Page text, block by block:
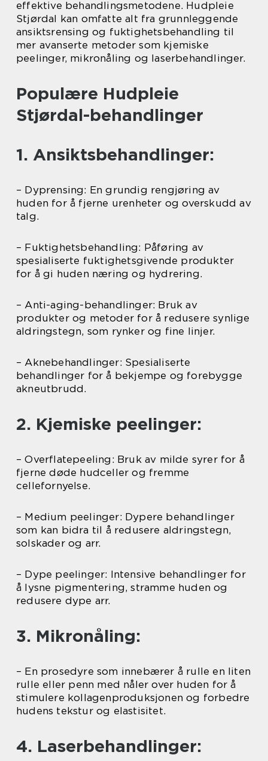
effektive behandlingsmetodene. Hudpleie
Stjørdal kan omfatte alt fra grunnleggende
ansiktsrensing og fuktighetsbehandling til
mer avanserte metoder som kjemiske
peelinger, mikronåling og laserbehandlinger.
Populære Hudpleie
Stjørdal-behandlinger
1. Ansiktsbehandlinger:
– Dyprensing: En grundig rengjøring av
huden for å fjerne urenheter og overskudd av
talg.
– Fuktighetsbehandling: Påføring av
spesialiserte fuktighetsgivende produkter
for å gi huden næring og hydrering.
– Anti-aging-behandlinger: Bruk av
produkter og metoder for å redusere synlige
aldringstegn, som rynker og fine linjer.
– Aknebehandlinger: Spesialiserte
behandlinger for å bekjempe og forebygge
akneutbrudd.
2. Kjemiske peelinger:
– Overflatepeeling: Bruk av milde syrer for å
fjerne døde hudceller og fremme
cellefornyelse.
– Medium peelinger: Dypere behandlinger
som kan bidra til å redusere aldringstegn,
solskader og arr.
– Dype peelinger: Intensive behandlinger for
å lysne pigmentering, stramme huden og
redusere dype arr.
3. Mikronåling:
– En prosedyre som innebærer å rulle en liten
rulle eller penn med nåler over huden for å
stimulere kollagenproduksjonen og forbedre
hudens tekstur og elastisitet.
4. Laserbehandlinger: